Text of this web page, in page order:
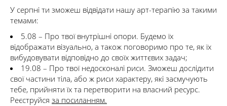
У серпні ти зможеш відвідати нашу арт-терапію за такими
темами:
5.08 – Про твої внутрішні опори. Будемо їх
відображати візуально, а також поговоримо про те, як їх
вибудовувати відповідно до своїх життєвих задач;
19.08 – Про твої недосконалі риси. Зможеш дослідити
свої частини тіла, або ж риси характеру, які засмучують
тебе, прийняти їх та перетворити на власний ресурс.
Реєструйся за посиланням.